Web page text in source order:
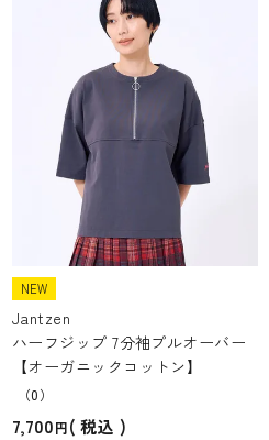
NEW
Jantzen
ハーフジップ 7分袖プルオーバー
【オーガニックコットン】
（0）
7,700 税込